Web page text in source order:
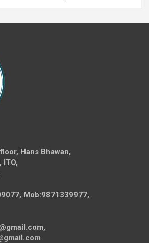
Hans Bhawan,
ITO,
Mob:9871339977,